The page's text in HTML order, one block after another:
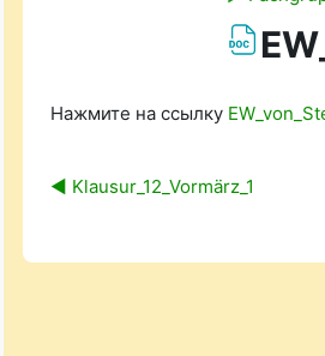
Нажмите на ссылку
◀︎ Klausur_12_Vormärz_1